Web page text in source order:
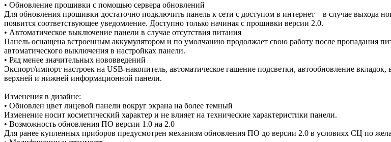
• Обновление прошивки с помощью сервера обновлений
Для обновления прошивки достаточно подключить панель к сети с доступом в интернет – в случае выхода
появится соответствующее уведомление. Доступно только начиная с прошивки версии 2.0.
• Автоматическое выключение панели в случае отсутствия питания
Панель оснащена встроенным аккумулятором и по умолчанию продолжает свою работу после пропадания
автоматического выключения в настройках панели.
• Ряд менее значительных нововведений
Экспорт/импорт настроек на USB-накопитель, автоматическое гашение подсветки, автообновление
верхней и нижней информационной панели.
Изменения в дизайне:
• Обновлен цвет лицевой панели вокруг экрана на более темный
Изменение носит косметический характер и не влияет на технические характеристики панели.
• Возможность обновления ПО версии 1.0 на 2.0
Для ранее купленных приборов предусмотрен механизм обновления ПО до версии 2.0 в условиях СЦ по